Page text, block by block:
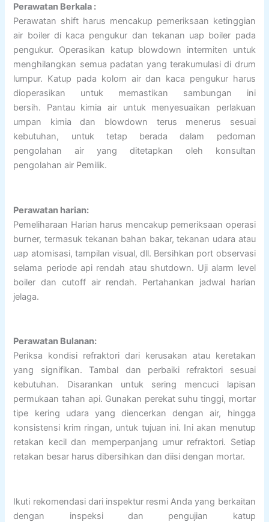
Perawatan Berkala :
Perawatan shift harus mencakup pemeriksaan ketinggian
air boiler di kaca pengukur dan tekanan uap boiler pada
pengukur. Operasikan katup blowdown intermiten untuk
menghilangkan semua padatan yang terakumulasi di drum
lumpur. Katup pada kolom air dan kaca pengukur harus
dioperasikan untuk memastikan sambungan ini
bersih. Pantau kimia air untuk menyesuaikan perlakuan
umpan kimia dan blowdown terus menerus sesuai
kebutuhan, untuk tetap berada dalam pedoman
pengolahan air yang ditetapkan oleh konsultan
pengolahan air Pemilik.
Perawatan harian:
Pemeliharaan Harian harus mencakup pemeriksaan operasi
burner, termasuk tekanan bahan bakar, tekanan udara atau
uap atomisasi, tampilan visual, dll. Bersihkan port observasi
selama periode api rendah atau shutdown. Uji alarm level
boiler dan cutoff air rendah. Pertahankan jadwal harian
jelaga.
Perawatan Bulanan:
Periksa kondisi refraktori dari kerusakan atau keretakan
yang signifikan. Tambal dan perbaiki refraktori sesuai
kebutuhan. Disarankan untuk sering mencuci lapisan
permukaan tahan api. Gunakan perekat suhu tinggi, mortar
tipe kering udara yang diencerkan dengan air, hingga
konsistensi krim ringan, untuk tujuan ini. Ini akan menutup
retakan kecil dan memperpanjang umur refraktori. Setiap
retakan besar harus dibersihkan dan diisi dengan mortar.
Ikuti rekomendasi dari inspektur resmi Anda yang berkaitan
dengan inspeksi dan pengujian katup